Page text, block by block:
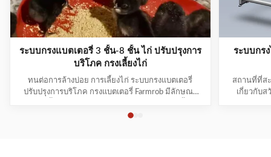
ระบบกรงแบตเตอรี่ 3 ชั้น-8 ชั้น ไก่ ปรับปรุงการ
บริโภค กรงเลี้ยงไก่
ทนต่อการล้างบ่อย การเลี้ยงไก่ ระบบกรงแบตเตอรี่
ปรับปรุงการบริโภค กรงแบตเตอรี่ Farmrob มีลักษณะ
ที่กําลังก่อพันธุ์และกําลังเติบโตได้ 1 ถึง 105 วัน. ปรับ
ระบบกร
สถานที่ที่ส
เกี่ยวกับส